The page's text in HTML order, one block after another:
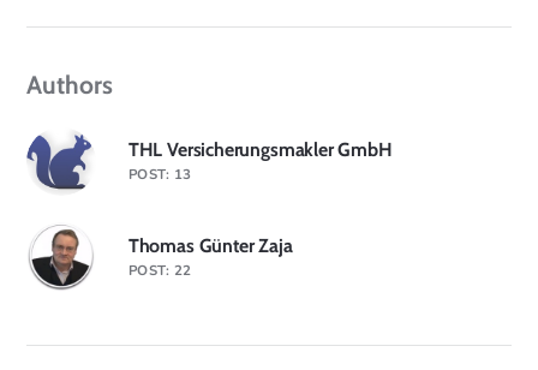
Authors
THL Versicherungsmakler GmbH
POST: 13
Thomas Günter Zaja
POST: 22